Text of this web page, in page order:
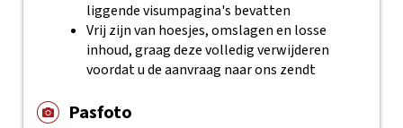
liggende visumpagina's bevatten
Vrij zijn van hoesjes, omslagen en losse
inhoud, graag deze volledig verwijderen
voordat u de aanvraag naar ons zendt
Pasfoto